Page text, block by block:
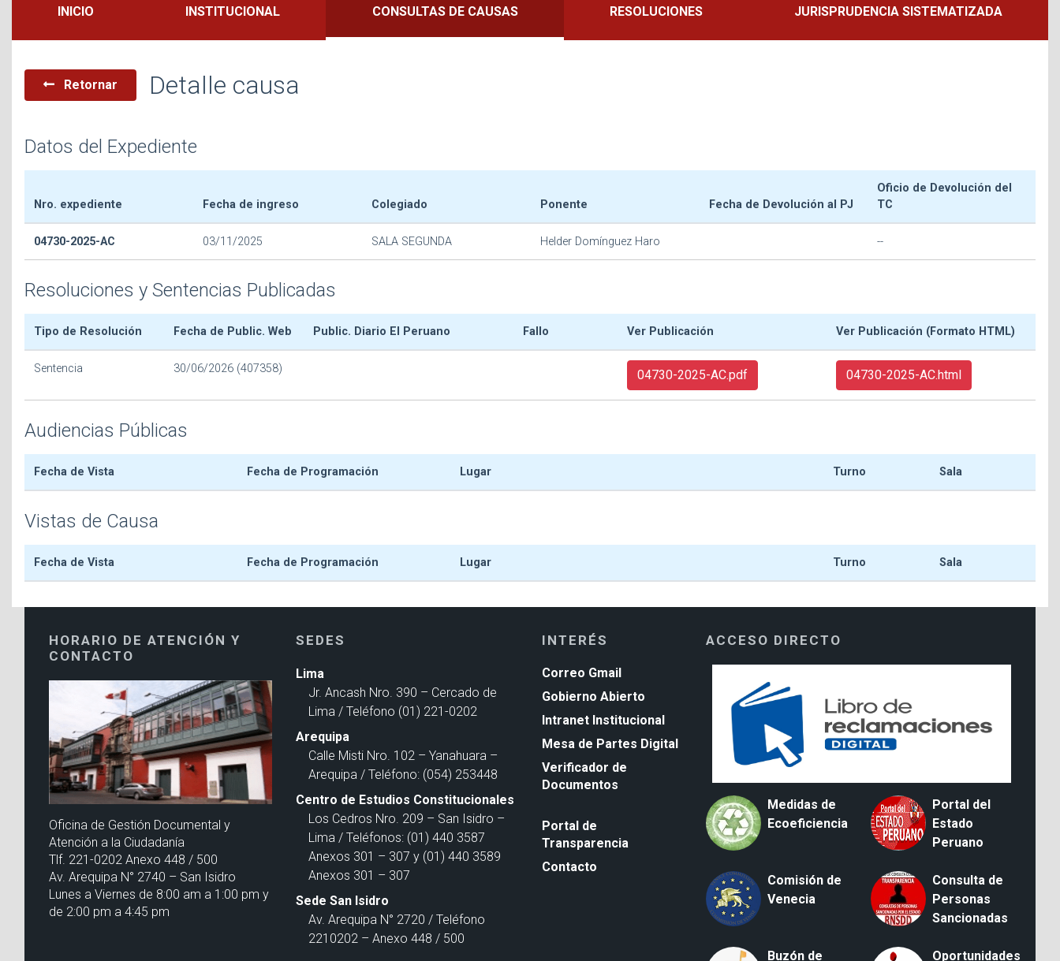
INICIO INSTITUCIONAL CONSULTAS DE CAUSAS RESOLUCIONES JURISPRUDENCIA SISTEMATIZADA
Retornar Detalle causa
Datos del Expediente
Nro. expediente Fecha de ingreso Colegiado Ponente Fecha de Devolución al PJ
Oficio de Devolución del
TC
04730-2025-AC 03/11/2025 SALA SEGUNDA Helder Domínguez Haro --
Resoluciones y Sentencias Publicadas
Tipo de Resolución Fecha de Public. Web Public. Diario El Peruano Fallo Ver Publicación Ver Publicación (Formato HTML)
Sentencia 30/06/2026 (407358) 04730-2025-AC.pdf 04730-2025-AC.html
Audiencias Públicas
Fecha de Vista Fecha de Programación Lugar Turno Sala
Vistas de Causa
Fecha de Vista Fecha de Programación Lugar Turno Sala
HORARIO DE ATENCIÓN Y
CONTACTO
Oficina de Gestión Documental y
Atención a la Ciudadanía
Tlf. 221-0202 Anexo 448 / 500
Av. Arequipa N° 2740 – San Isidro
Lunes a Viernes de 8:00 am a 1:00 pm y
de 2:00 pm a 4:45 pm
SEDES
Lima
Jr. Ancash Nro. 390 – Cercado de
Lima / Teléfono (01) 221-0202
Arequipa
Calle Misti Nro. 102 – Yanahuara –
Arequipa / Teléfono: (054) 253448
Centro de Estudios Constitucionales
Los Cedros Nro. 209 – San Isidro –
Lima / Teléfonos: (01) 440 3587
Anexos 301 – 307 y (01) 440 3589
Anexos 301 – 307
Sede San Isidro
Av. Arequipa N° 2720 / Teléfono
2210202 – Anexo 448 / 500
INTERÉS
Correo Gmail
Gobierno Abierto
Intranet Institucional
Mesa de Partes Digital
Verificador de
Documentos
Portal de
Transparencia
Contacto
ACCESO DIRECTO
Medidas de
Ecoeficiencia
Portal del
Estado
Peruano
Comisión de
Venecia
Consulta de
Personas
Sancionadas
Buzón de Oportunidades